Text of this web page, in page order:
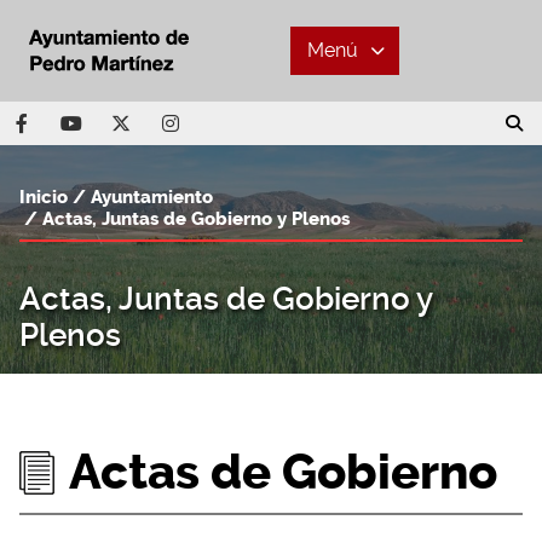
Menú
Actas, Juntas de Gobierno y
Plenos
Inicio
Ayuntamiento
Actas, Juntas de Gobierno y Plenos
Actas de Gobierno